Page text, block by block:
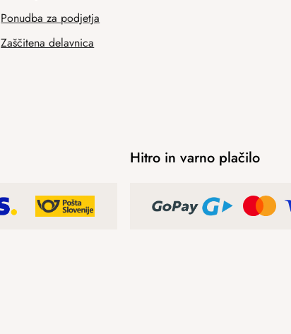
Ponudba za podjetja
Zaščitena delavnica
Hitro in varno plačilo